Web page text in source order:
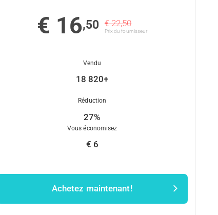
€ 16,50 € 22,50
Prix ​​du fournisseur
Vendu
18 820+
Réduction
27%
Vous économisez
€ 6
Achetez maintenant!